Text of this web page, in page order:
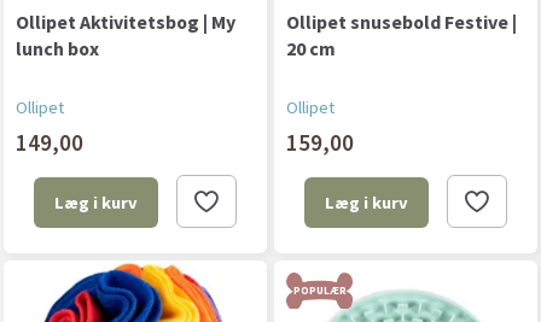
Ollipet Aktivitetsbog | My
lunch box
Ollipet
149,00
Læg i kurv
Ollipet snusebold Festive |
20 cm
Ollipet
159,00
Læg i kurv
POPULÆR